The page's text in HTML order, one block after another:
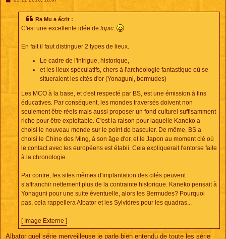
Ra Mu a écrit :
C'est une excellente idée de topic.
En fait il faut distinguer 2 types de lieux.
Le cadre de l'intrigue, historique,
et les lieux spéculatifs, chers à l'archéologie fantastique où se
situeraient les cités d'or (Yonaguni, bermudes)
Les MCO à la base, et c'est respecté par BS, est une émission à fins
éducatives. Par conséquent, les mondes traversés doivent non
seulement être réels mais aussi proposer un fond culturel suffisamment
riche pour être exploitable. C'est la raison pour laquelle Kaneko a
choisi le nouveau monde sur le point de basculer. De même, BS a
choisi le Chine des Ming, à son âge d'or, et le Japon au moment clé où
le contact avec les européens est établi. Cela expliquerait l'entorse faite
à la chronologie.
Par contre, les sites mêmes d'implantation des cités peuvent
s’affranchir nettement plus de la contrainte historique. Kaneko pensait à
Yonaguni pour une suite éventuelle, alors les Bermudes? Pourquoi
pas, cela rappellera Albator et les Sylvidres pour les quadras...
[ Image Externe ]
Albator quel série merveilleuse je parle bien entendu de toute les série